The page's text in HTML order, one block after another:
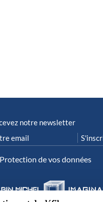
notre newsletter
Protection de vos données